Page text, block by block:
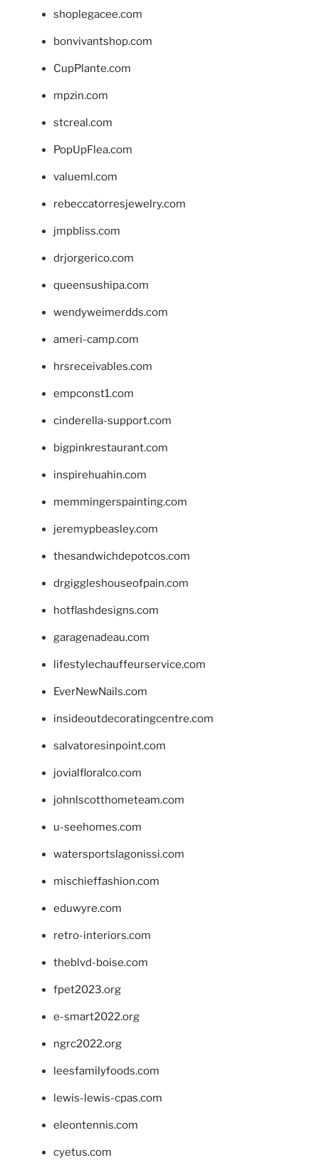
shoplegacee.com
bonvivantshop.com
CupPlante.com
mpzin.com
stcreal.com
PopUpFlea.com
valueml.com
rebeccatorresjewelry.com
jmpbliss.com
drjorgerico.com
queensushipa.com
wendyweimerdds.com
ameri-camp.com
hrsreceivables.com
empconst1.com
cinderella-support.com
bigpinkrestaurant.com
inspirehuahin.com
memmingerspainting.com
jeremypbeasley.com
thesandwichdepotcos.com
drgiggleshouseofpain.com
hotflashdesigns.com
garagenadeau.com
lifestylechauffeurservice.com
EverNewNails.com
insideoutdecoratingcentre.com
salvatoresinpoint.com
jovialfloralco.com
johnlscotthometeam.com
u-seehomes.com
watersportslagonissi.com
mischieffashion.com
eduwyre.com
retro-interiors.com
theblvd-boise.com
fpet2023.org
e-smart2022.org
ngrc2022.org
leesfamilyfoods.com
lewis-lewis-cpas.com
eleontennis.com
cyetus.com